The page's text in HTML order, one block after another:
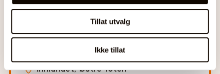
Tillat utvalg
Ikke tillat
BUA Østre Toten
Beboere i Østre Toten kommune
Innlandet, Østre Toten